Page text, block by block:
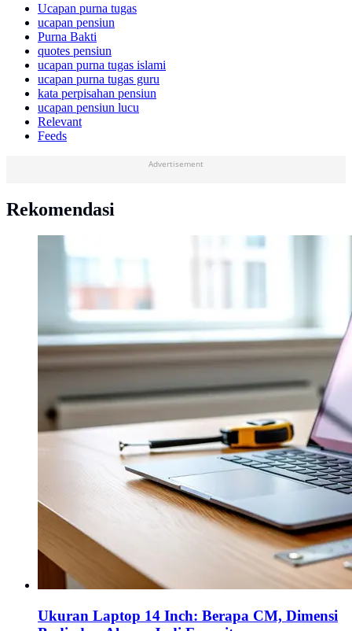
Ucapan purna tugas
ucapan pensiun
Purna Bakti
quotes pensiun
ucapan purna tugas islami
ucapan purna tugas guru
kata perpisahan pensiun
ucapan pensiun lucu
Relevant
Feeds
Advertisement
Rekomendasi
Ukuran Laptop 14 Inch: Berapa CM, Dimensi